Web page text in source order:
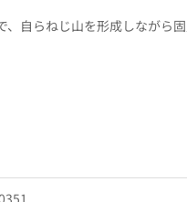
、自らねじ山を形成しながら